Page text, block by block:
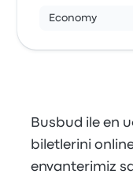
Economy
Busbud ile en
biletlerini
envanterimiz